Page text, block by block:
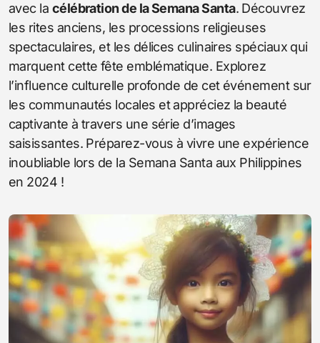
avec la célébration de la Semana Santa. Découvrez
les rites anciens, les processions religieuses
spectaculaires, et les délices culinaires spéciaux qui
marquent cette fête emblématique. Explorez
l’influence culturelle profonde de cet événement sur
les communautés locales et appréciez la beauté
captivante à travers une série d’images
saisissantes. Préparez-vous à vivre une expérience
inoubliable lors de la Semana Santa aux Philippines
en 2024 !